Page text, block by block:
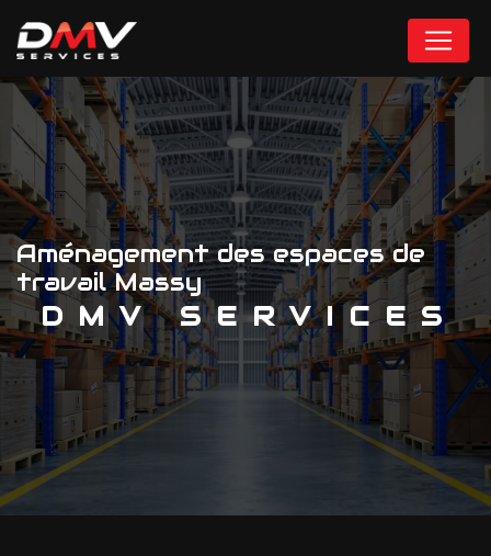
Aménagement des espaces de
travail Massy
DMV SERVICES